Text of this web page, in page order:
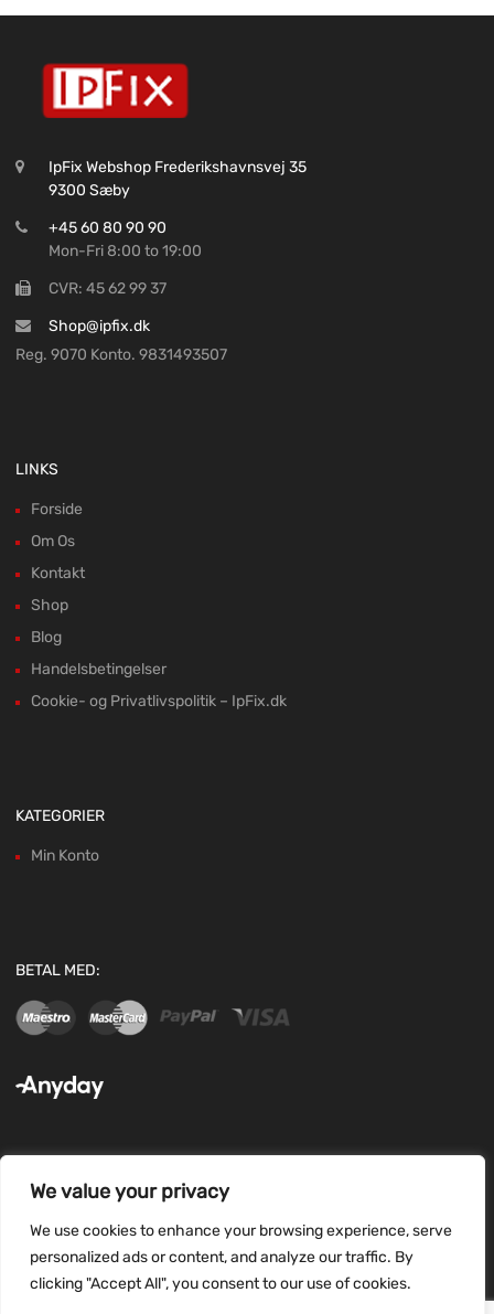
We value your privacy
We use cookies to enhance your browsing experience, serve
personalized ads or content, and analyze our traffic. By
clicking "Accept All", you consent to our use of cookies.
IpFix Webshop Frederikshavnsvej 35
9300 Sæby
+45 60 80 90 90
Mon-Fri 8:00 to 19:00
CVR: 45 62 99 37
Shop@ipfix.dk
Reg. 9070 Konto. 9831493507
LINKS
Forside
Om Os
Kontakt
Shop
Blog
Handelsbetingelser
Cookie- og Privatlivspolitik – IpFix.dk
KATEGORIER
Min Konto
BETAL MED:
FØLG OS: